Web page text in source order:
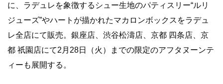
に、ラデュレを象徴するシュー生地のパティスリー“ルリ
ジューズ”やハートが描かれたマカロンボックスをラデュ
レ全店にて販売。銀座店、渋谷松濤店、京都 四条店、京
都 祇園店にて2月28日（火）までの限定のアフタヌーンテ
ィーも展開する。